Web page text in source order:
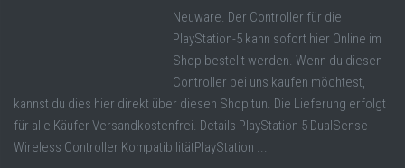
Neuware. Der Controller für die
PlayStation-5 kann sofort hier Online im
Shop bestellt werden. Wenn du diesen
Controller bei uns kaufen möchtest,
kannst du dies hier direkt über diesen Shop tun. Die Lieferung erfolgt
für alle Käufer Versandkostenfrei. Details PlayStation 5 DualSense
Wireless Controller KompatibilitätPlayStation ...